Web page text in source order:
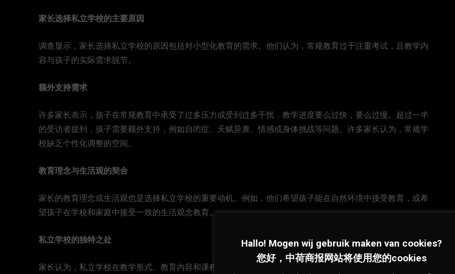
家长选择私立学校的主要原因
调查显示，家长选择私立学校的原因包括对小型化教育的需求。他们认为，常规教育过于注重考试，且教学内
容与孩子的实际需求脱节。
额外支持需求
许多家长表示，孩子在常规教育中承受了过多压力或受到过多干扰，教学进度要么过快，要么过慢。超过一半
的受访者提到，孩子需要额外支持，例如自闭症、天赋异禀、情感或身体挑战等问题。许多家长认为，常规学
校缺乏个性化调整的空间。
教育理念与生活观的契合
家长的教育理念或生活观也是选择私立学校的重要动机。例如，他们希望孩子能在自然环境中接受教育，或希
望孩子在学校和家庭中接受一致的生活观念教育。
私立学校的独特之处
家长认为，私立学校在教学形式、教育内容和课程设置上与常规学校不同。对于一些家长来说，私立教育是满
Hallo! Mogen wij gebruik maken van cookies?
您好，中荷商报网站将使用您的cookies